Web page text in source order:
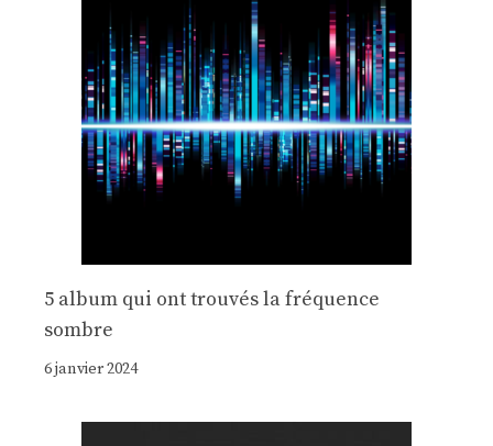
5 album qui ont trouvés la fréquence
sombre
6 janvier 2024